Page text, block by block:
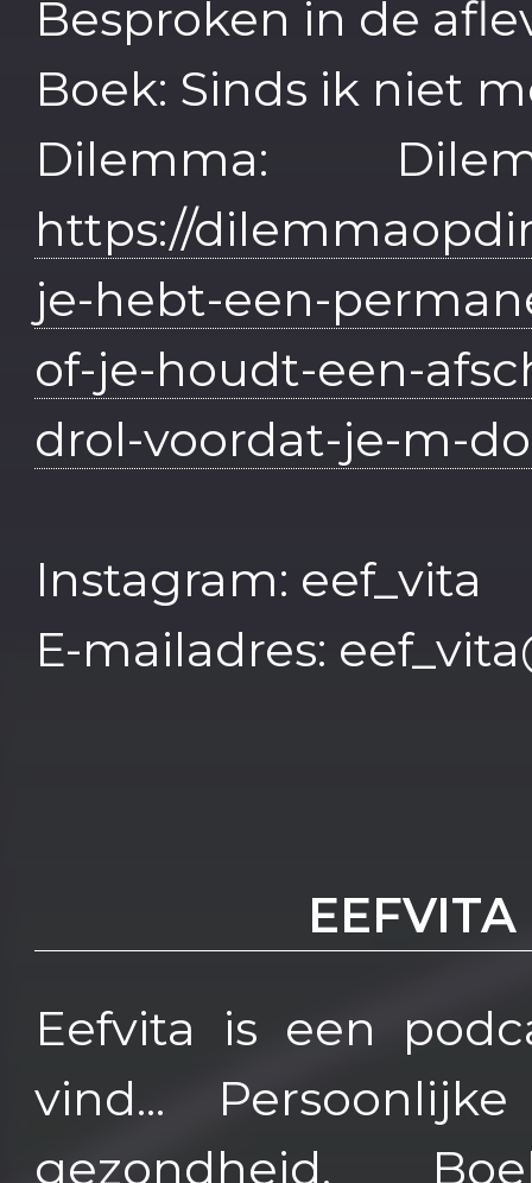
Besproken in de
Boek: Sinds ik niet
Dilemma:
https://
je-hebt-een-
of-je-houdt-een-
drol-voordat-je-m-
Instagram: eef_vita
E-mailadres:
Eefvita is een
vind...
gezondheid,